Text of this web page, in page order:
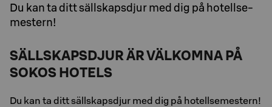
Du kan ta ditt säll­skaps­djur med dig på ho­tell­se­
mestern!
SÄLLSKAPSDJUR ÄR VÄLKOMNA PÅ
SOKOS HOTELS
Du kan ta ditt säll­skaps­djur med dig på ho­tell­se­mestern!